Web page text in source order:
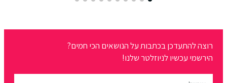
רוצה להתעדכן בכתבות על הנושאים הכי חמים?
הירשמי עכשיו לניוזלטר שלנו!